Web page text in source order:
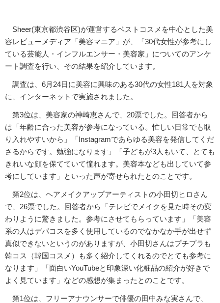
Sheer(東京都渋谷区)が運営するベストコスメを中心とした美
容レビューメディア「美容マニア」が、「30代女性が参考にし
ている芸能人・インフルエンサー・美容家」についてのアンケ
ート調査を行い、その結果を紹介しています。
調査は、6月24日に美容に興味のある30代の女性181人を対象
に、インターネットで実施されました。
第3位は、美容家の神崎恵さんで、20票でした。回答者から
は「年齢に合った美容が参考になっている。忙しい日常でも取
り入れやすいから」「Instagramであらゆる美容を発信してくだ
さるからです。勉強になります」「子どもが3人もいて、とても
きれいな顔を保てていて憧れます。美容本なども出していて参
考にしています」といった声が寄せられたとのことです。
第2位は、ヘアメイクアップアーティストの小田切ヒロさん
で、26票でした。回答者から「テレビでメイクを見た時その変
わりように驚きました。参考にさせてもらっています」「美容
系の人はデパコスを多く使用しているのでなかなか手が出せず
真似できないというのがありますが、小田切さんはプチプラも
韓コス（韓国コスメ）も多く紹介してくれるのでとても参考に
なります」「面白いYouTubeと印象深い化粧品の紹介が好きで
よく見ています」などの感想が集まったとのことです。
第1位は、フリーアナウンサーで俳優の田中みな実さんで、